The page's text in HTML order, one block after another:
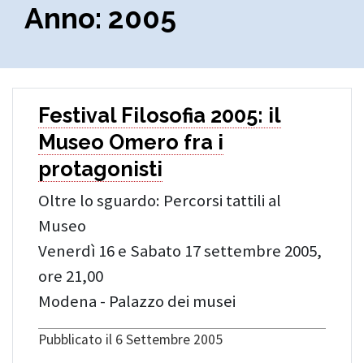
Anno: 2005
Festival Filosofia 2005: il
Museo Omero fra i
protagonisti
Oltre lo sguardo: Percorsi tattili al
Museo
Venerdì 16 e Sabato 17 settembre 2005,
ore 21,00
Modena - Palazzo dei musei
Pubblicato il 6 Settembre 2005